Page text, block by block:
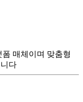
매체이며 맞춤형
다